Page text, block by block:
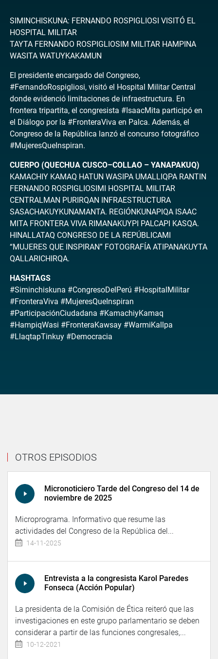
SIMINCHISKUNA: FERNANDO ROSPIGLIOSI VISITÓ EL
HOSPITAL MILITAR
TAYTA FERNANDO ROSPIGLIOSIM MILITAR HAMPINA
WASITA WATUYKAKAMUN
El presidente encargado del Congreso,
#FernandoRospigliosi, visitó el Hospital Militar Central
donde evidenció limitaciones de infraestructura. En
frontera tripartita, el congresista #IsaacMita participó en
el Diálogo por la #FronteraViva en Palca. Además, el
Congreso de la República lanzó el concurso fotográfico
#MujeresQueInspiran.
CUERPO (QUECHUA CUSCO–COLLAO – YANAPAKUQ)
KAMACHIY KAMAQ HATUN WASIPA UMALLIQPA RANTIN
FERNANDO ROSPIGLIOSIMI HOSPITAL MILITAR
CENTRALMAN PURIRQAN INFRAESTRUCTURA
SASACHAKUYKUNAMANTA. REGIÓNKUNAPIQA ISAAC
MITA FRONTERA VIVA RIMANAKUYPI PALCAPI KASQA.
HINALLATAQ CONGRESO DE LA REPÚBLICAMI
“MUJERES QUE INSPIRAN” FOTOGRAFÍA ATIPANAKUYTA
QALLARICHIRQA.
HASHTAGS
#Siminchiskuna #CongresoDelPerú #HospitalMilitar
#FronteraViva #MujeresQueInspiran
#ParticipaciónCiudadana #KamachiyKamaq
#HampiqWasi #FronteraKawsay #WarmiKallpa
#LlaqtapTinkuy #Democracia
OTROS EPISODIOS
Micronoticiero Tarde del Congreso del 14 de
noviembre de 2025
Microprograma. Informativo que resume las
actividades del Congreso de la República del...
14-11-2025
Entrevista a la congresista Karol Paredes
Fonseca (Acción Popular)
La presidenta de la Comisión de Ética reiteró que las
investigaciones en este grupo parlamentario se deben
considerar a partir de las funciones congresales,...
10-12-2021